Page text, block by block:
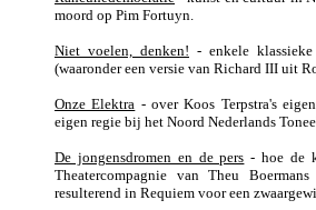
moord op Pim Fortuyn.
Niet voelen, denken! - enkele
(waaronder een versie van Richard III uit
Onze Elektra - over Koos Terpstra's
eigen regie bij het Noord Nederlands
De jongensdromen en de pers - hoe de
Theatercompagnie van Theu
resulterend in Requiem voor een